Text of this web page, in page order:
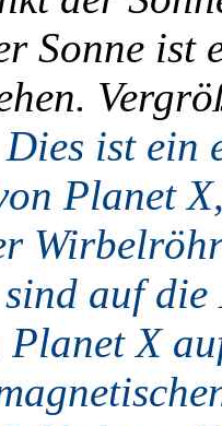
Sonne ist
Dies ist ein
Planet
auf die
X